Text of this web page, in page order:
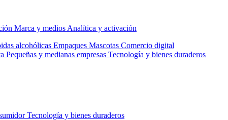
Marca y medios Analítica y activación
alcohólicas Empaques Mascotas Comercio digital
Pequeñas y medianas empresas Tecnología y bienes duraderos
Tecnología y bienes duraderos